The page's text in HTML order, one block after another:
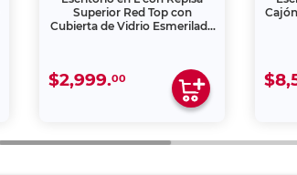
Superior Red Top con
Cubierta de Vidrio Esmerilado
$2,999.00